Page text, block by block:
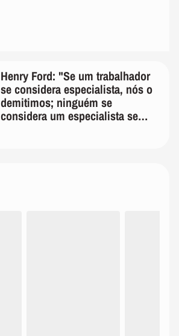
Henry Ford: "Se um trabalhador
se considera especialista, nós o
demitimos; ninguém se
considera um especialista se